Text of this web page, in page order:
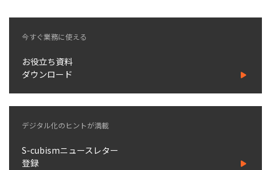
通販受注対応
EC運用支援
継続的に結果を出し続けるECサイトへ
ライセンス契約
内製化支援
今すぐ業務に使える
お役立ち資料
ダウンロード
デジタル化のヒントが満載
S-cubismニュースレター
登録